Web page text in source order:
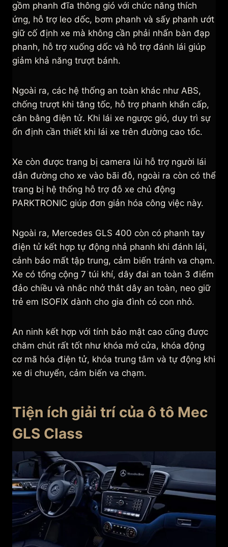
gồm phanh đĩa thông gió với chức năng thích
ứng, hỗ trợ leo dốc, bơm phanh và sấy phanh ướt
giữ cố định xe mà không cần phải nhấn bàn đạp
phanh, hỗ trợ xuống dốc và hỗ trợ đánh lái giúp
giảm khả năng trượt bánh.
Ngoài ra, các hệ thống an toàn khác như ABS,
chống trượt khi tăng tốc, hỗ trợ phanh khẩn cấp,
cân bằng điện tử. Khi lái xe ngược gió, duy trì sự
ổn định cần thiết khi lái xe trên đường cao tốc.
Xe còn được trang bị camera lùi hỗ trợ người lái
dẫn đường cho xe vào bãi đỗ, ngoài ra còn có thể
trang bị hệ thống hỗ trợ đỗ xe chủ động
PARKTRONIC giúp đơn giản hóa công việc này.
Ngoài ra, Mercedes GLS 400 còn có phanh tay
điện tử kết hợp tự động nhả phanh khi đánh lái,
cảnh báo mất tập trung, cảm biến tránh va chạm.
Xe có tổng cộng 7 túi khí, dây đai an toàn 3 điểm
đảo chiều và nhắc nhở thắt dây an toàn, neo giữ
trẻ em ISOFIX dành cho gia đình có con nhỏ.
An ninh kết hợp với tính bảo mật cao cũng được
chăm chút rất tốt như khóa mở cửa, khóa động
cơ mã hóa điện tử, khóa trung tâm và tự động khi
xe di chuyển, cảm biến va chạm.
Tiện ích giải trí của ô tô Mec
GLS Class